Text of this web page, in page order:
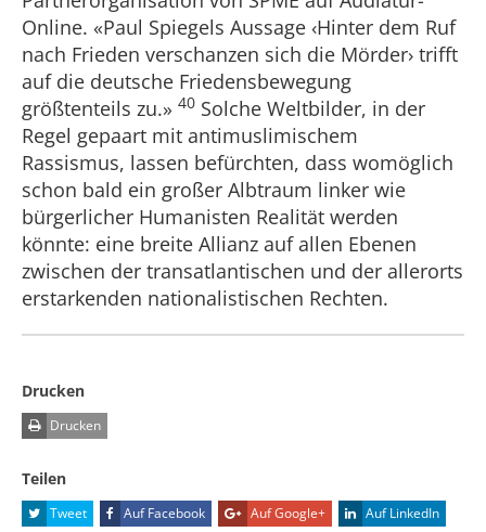
Online. «Paul Spiegels Aussage ‹Hinter dem Ruf
nach Frieden verschanzen sich die Mörder› trifft
auf die deutsche Friedensbewegung
größtenteils zu.» 40 Solche Weltbilder, in der
Regel gepaart mit antimuslimischem
Rassismus, lassen befürchten, dass womöglich
schon bald ein großer Albtraum linker wie
bürgerlicher Humanisten Realität werden
könnte: eine breite Allianz auf allen Ebenen
zwischen der transatlantischen und der allerorts
erstarkenden nationalistischen Rechten.
Drucken
Drucken
Teilen
Tweet Auf Facebook Auf Google+
Auf LinkedIn